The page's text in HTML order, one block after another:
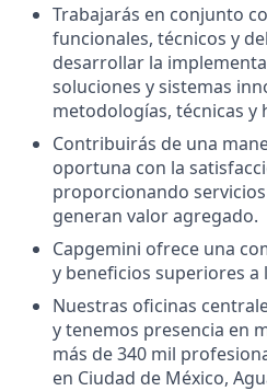
Trabajarás en conjunto
funcionales, técnicos y
desarrollar la
soluciones y sistemas
metodologías, técnicas y
Contribuirás de una
oportuna con la
proporcionando
generan valor agregado.
Capgemini ofrece una
y beneficios superiores a
Nuestras oficinas
y tenemos presencia en
más de 340 mil
en Ciudad de México,